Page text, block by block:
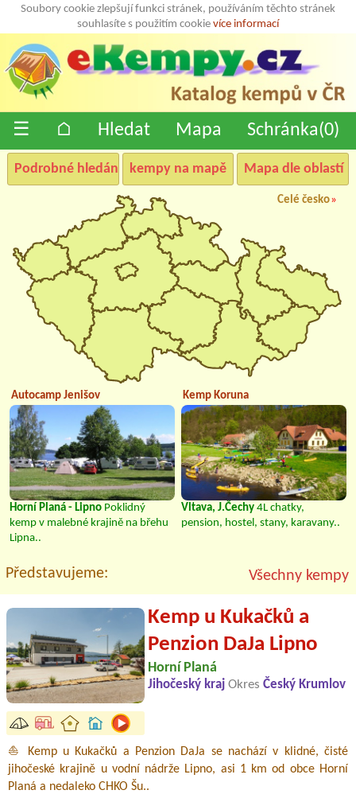
Soubory cookie zlepšují funkci stránek, používáním těchto stránek
souhlasíte s použitím cookie více informací
☰ ⌂ Hledat Mapa Schránka(0)
Podrobné hledání kempy na mapě Mapa dle oblastí
Celé česko»
Autocamp Jenišov
Horní Planá - Lipno Poklidný
kemp v malebné krajině na břehu
Lipna..
Kemp Koruna
Vltava, J.Čechy 4L chatky,
pension, hostel, stany, karavany..
Představujeme: Všechny kempy
Kemp u Kukačků a
Penzion DaJa Lipno
Horní Planá
Jihočeský kraj Okres Český Krumlov
⛵ Kemp u Kukačků a Penzion DaJa se nachází v klidné, čisté
jihočeské krajině u vodní nádrže Lipno, asi 1 km od obce Horní
Planá a nedaleko CHKO Šu..